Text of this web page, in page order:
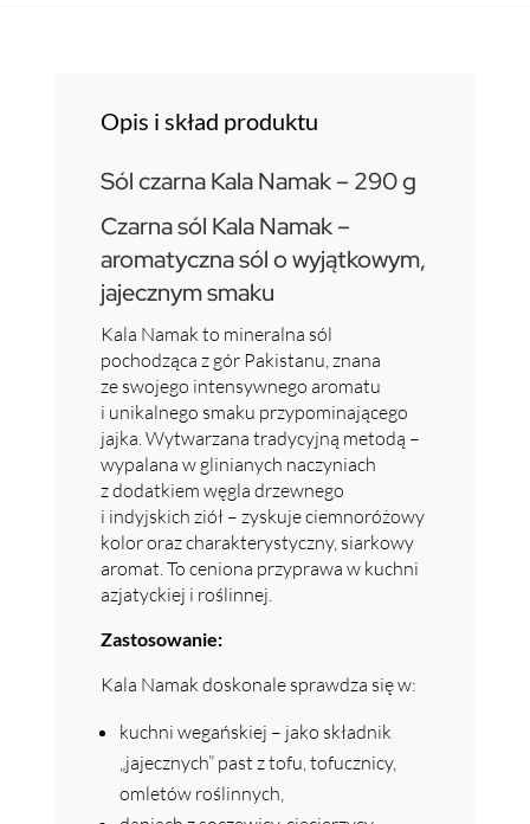
Opis i skład produktu
Sól czarna Kala Namak – 290 g
Czarna sól Kala Namak –
aromatyczna sól o wyjątkowym,
jajecznym smaku
Kala Namak to mineralna sól
pochodząca z gór Pakistanu, znana
ze swojego intensywnego aromatu
i unikalnego smaku przypominającego
jajka. Wytwarzana tradycyjną metodą –
wypalana w glinianych naczyniach
z dodatkiem węgla drzewnego
i indyjskich ziół – zyskuje ciemnoróżowy
kolor oraz charakterystyczny, siarkowy
aromat. To ceniona przyprawa w kuchni
azjatyckiej i roślinnej.
Zastosowanie:
Kala Namak doskonale sprawdza się w:
kuchni wegańskiej – jako składnik
„jajecznych” past z tofu, tofucznicy,
omletów roślinnych,